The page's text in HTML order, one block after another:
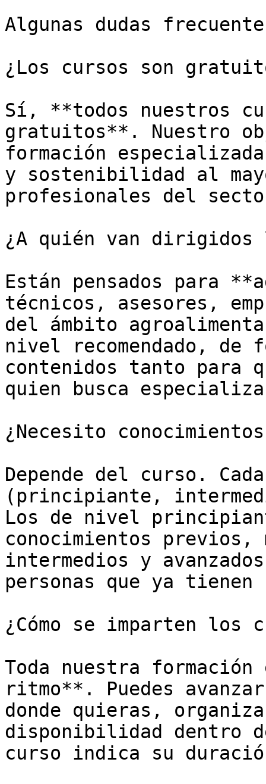
Algunas dudas
¿Los cursos son
Sí, **todos nuestros
gratuitos**. Nuestro
formación
y sostenibilidad al
profesionales del
¿A quién van dirigidos
Están pensados para
técnicos, asesores,
del ámbito
nivel recomendado, de
contenidos tanto para
quien busca
¿Necesito
Depende del curso.
(principiante,
Los de nivel
conocimientos previos,
intermedios y
personas que ya
¿Cómo se imparten los
Toda nuestra
ritmo**. Puedes
donde quieras,
disponibilidad dentro
curso indica su